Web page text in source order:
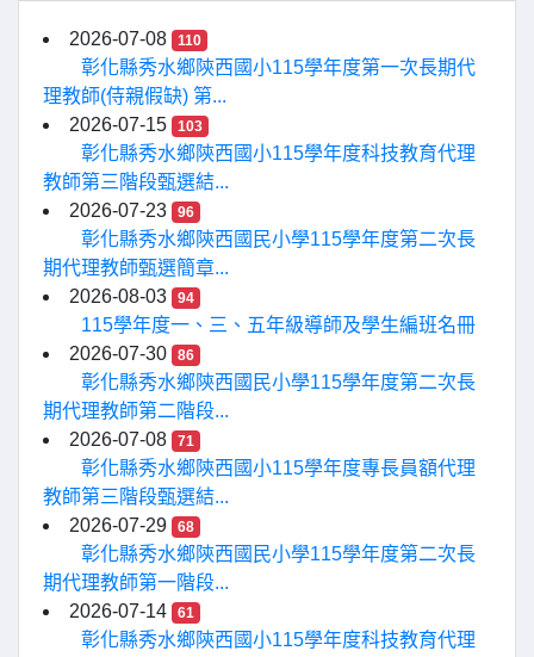
2026-07-08 110
彰化縣秀水鄉陝西國小115學年度第一次長期代
理教師(侍親假缺) 第...
2026-07-15
103
彰化縣秀水鄉陝西國小115學年度科技教育代理
教師第三階段甄選結...
2026-07-23
96
彰化縣秀水鄉陝西國民小學115學年度第二次長
期代理教師甄選簡章...
2026-08-03
94
115學年度一、三、五年級導師及學生編班名冊
2026-07-30
86
彰化縣秀水鄉陝西國民小學115學年度第二次長
期代理教師第二階段...
2026-07-08
71
彰化縣秀水鄉陝西國小115學年度專長員額代理
教師第三階段甄選結...
2026-07-29
68
彰化縣秀水鄉陝西國民小學115學年度第二次長
期代理教師第一階段...
2026-07-14
61
彰化縣秀水鄉陝西國小115學年度科技教育代理